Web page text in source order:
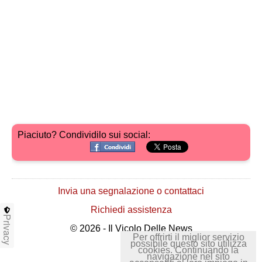
Piaciuto? Condividilo sui social:
Invia una segnalazione o contattaci
Richiedi assistenza
© 2026 - Il Vicolo Delle News
Per offrirti il miglior servizio
possibile questo sito utilizza
cookies. Continuando la
navigazione nel sito
Privacy